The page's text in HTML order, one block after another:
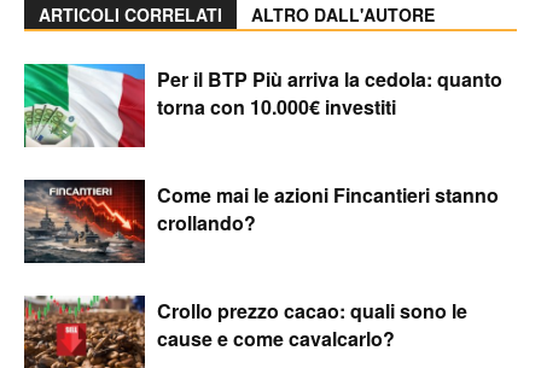
ARTICOLI CORRELATI ALTRO DALL'AUTORE
Per il BTP Più arriva la cedola: quanto
torna con 10.000€ investiti
Come mai le azioni Fincantieri stanno
crollando?
Crollo prezzo cacao: quali sono le
cause e come cavalcarlo?